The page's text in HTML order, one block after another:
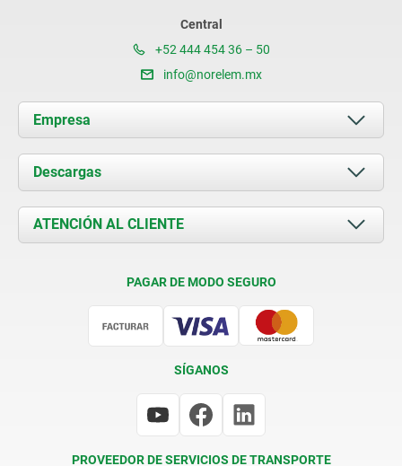
Central
+52 444 454 36 – 50
info@norelem.mx
Empresa
Acerca de nosotros
Novedades
Contacto
Descargas
Documents
ATENCIÓN AL CLIENTE
PAGAR DE MODO SEGURO
SÍGANOS
PROVEEDOR DE SERVICIOS DE TRANSPORTE